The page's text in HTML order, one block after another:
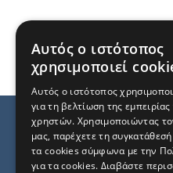
Αυτός ο ιστότοπος
χρησιμοποιεί
Αυτός ο ιστότοπος
για τη βελτίωση της
χρηστών. Χρησιμοποιώντας
μας, παρέχετε τη
τα cookies σύμφωνα με την
για τα cookies. Διαβάστε